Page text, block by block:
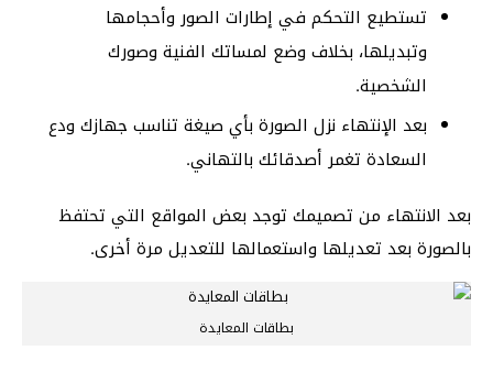
تستطيع التحكم في إطارات الصور وأحجامها
وتبديلها، بخلاف وضع لمساتك الفنية وصورك
الشخصية.
بعد الإنتهاء نزل الصورة بأي صيغة تناسب جهازك ودع
السعادة تغمر أصدقائك بالتهاني.
بعد الانتهاء من تصميمك توجد بعض المواقع التي تحتفظ
بالصورة بعد تعديلها واستعمالها للتعديل مرة أخرى.
بطاقات المعايدة